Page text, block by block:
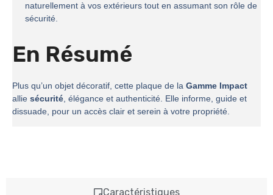
Caractéristiques
naturellement à vos extérieurs tout en assumant son rôle de
sécurité.
En Résumé
Plus qu’un objet décoratif, cette plaque de la Gamme Impact
allie sécurité, élégance et authenticité. Elle informe, guide et
dissuade, pour un accès clair et serein à votre propriété.